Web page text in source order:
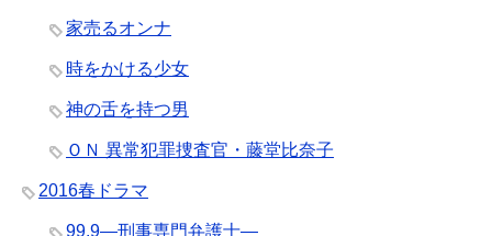
家売るオンナ
時をかける少女
神の舌を持つ男
ＯＮ 異常犯罪捜査官・藤堂比奈子
2016春ドラマ
99.9―刑事専門弁護士―